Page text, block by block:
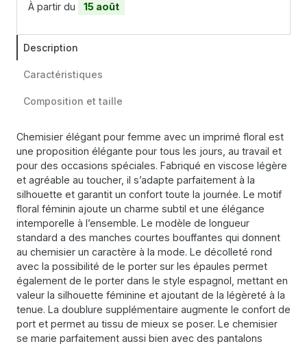
À partir du 15 août
Description
Caractéristiques
Composition et taille
Chemisier élégant pour femme avec un imprimé floral est
une proposition élégante pour tous les jours, au travail et
pour des occasions spéciales. Fabriqué en viscose légère
et agréable au toucher, il s’adapte parfaitement à la
silhouette et garantit un confort toute la journée. Le motif
floral féminin ajoute un charme subtil et une élégance
intemporelle à l’ensemble. Le modèle de longueur
standard a des manches courtes bouffantes qui donnent
au chemisier un caractère à la mode. Le décolleté rond
avec la possibilité de le porter sur les épaules permet
également de le porter dans le style espagnol, mettant en
valeur la silhouette féminine et ajoutant de la légèreté à la
tenue. La doublure supplémentaire augmente le confort de
port et permet au tissu de mieux se poser. Le chemisier
se marie parfaitement aussi bien avec des pantalons